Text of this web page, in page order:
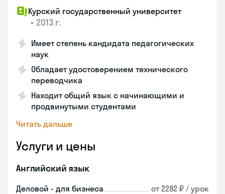
Курский государственный университет
• 2013 г.
Имеет степень кандидата педагогических
наук
Обладает удостоверением технического
переводчика
Находит общий язык с начинающими и
продвинутыми студентами
Читать дальше
Услуги и цены
Английский язык
Деловой - для бизнеса от 2282 ₽ / урок